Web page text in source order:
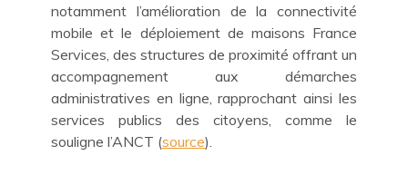
notamment l’amélioration de la connectivité
mobile et le déploiement de maisons France
Services, des structures de proximité offrant un
accompagnement aux démarches
administratives en ligne, rapprochant ainsi les
services publics des citoyens, comme le
souligne l’ANCT (source).